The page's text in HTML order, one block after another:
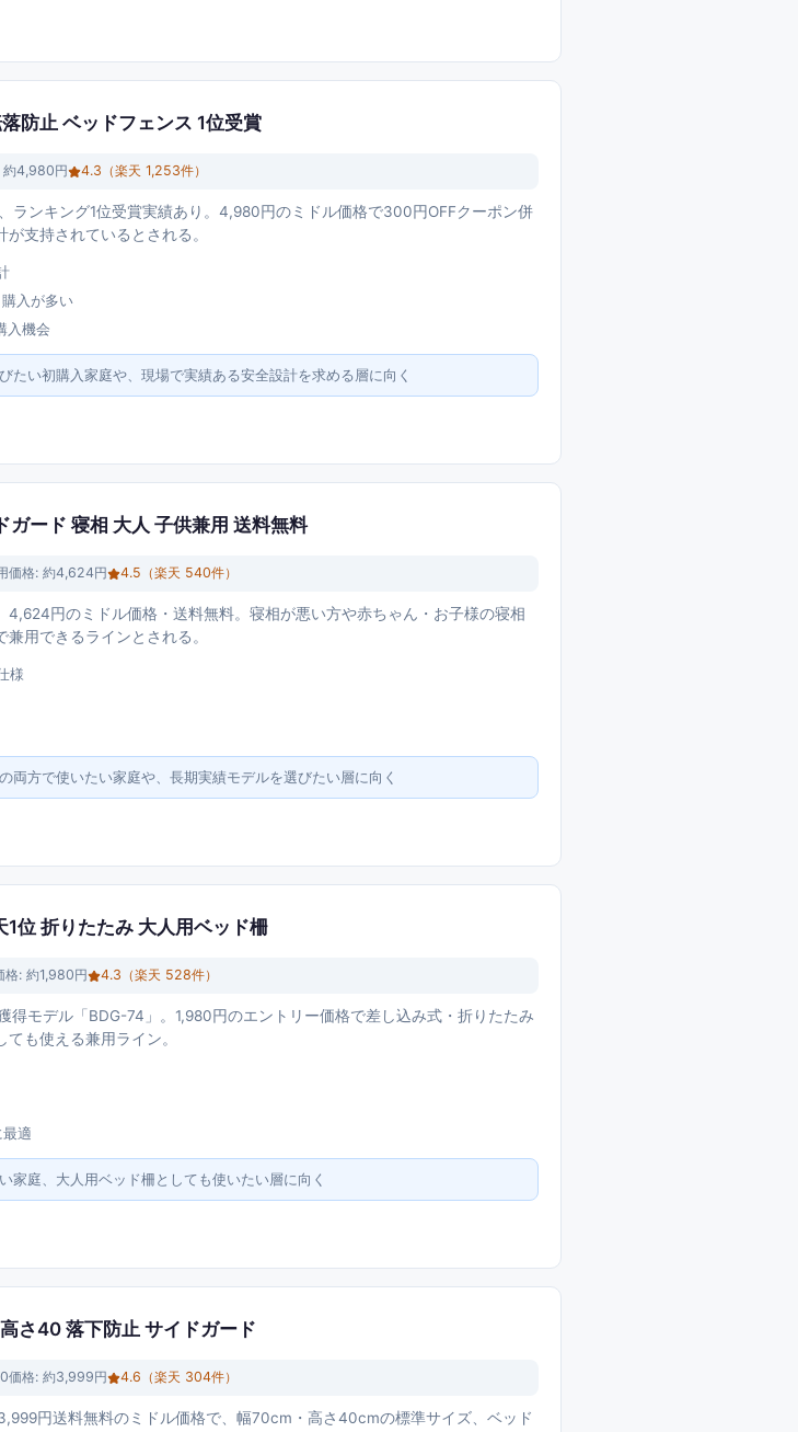
防止 ベッドフェンス 1位受賞
約4,980円 4.3 （楽天 1,253件）
ランキング1位受賞実績あり。4,980円のミドル価格で300円OFFクーポン併
支持されているとされる。
入が多い
入機会
たい初購入家庭や、現場で実績ある安全設計を求める層に向く
ード 寝相 大人 子供兼用 送料無料
価格: 約4,624円 4.5 （楽天 540件）
4,624円のミドル価格・送料無料。寝相が悪い方や赤ちゃん・お子様の寝相
用できるラインとされる。
様
両方で使いたい家庭や、長期実績モデルを選びたい層に向く
位 折りたたみ 大人用ベッド柵
格: 約1,980円 4.3 （楽天 528件）
得モデル「BDG-74」。1,980円のエントリー価格で差し込み式・折りたたみ
も使える兼用ライン。
適
家庭、大人用ベッド柵としても使いたい層に向く
さ40 落下防止 サイドガード
価格: 約3,999円 4.6 （楽天 304件）
円送料無料のミドル価格で、幅70cm・高さ40cmの標準サイズ、ベッド